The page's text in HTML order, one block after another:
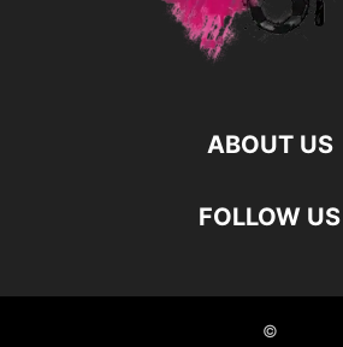
ABOUT US
FOLLOW US
©